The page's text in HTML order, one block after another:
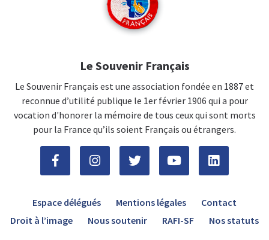
Le Souvenir Français
Le Souvenir Français est une association fondée en 1887 et
reconnue d’utilité publique le 1er février 1906 qui a pour
vocation d'honorer la mémoire de tous ceux qui sont morts
pour la France qu’ils soient Français ou étrangers.
Espace délégués Mentions légales
Contact
Droit à l’image
Nous soutenir RAFI-SF Nos statuts